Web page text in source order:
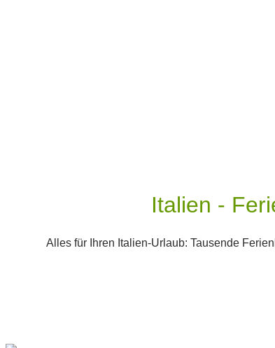
Italien -
Alles für Ihren Italien-Urlaub: Tausende